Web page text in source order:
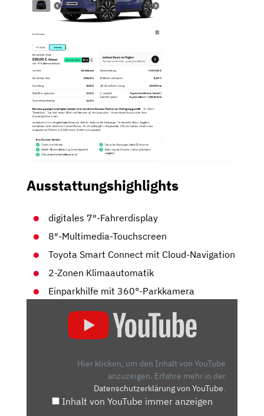
Ausstattungshighlights
digitales 7″-Fahrerdisplay
8″-Multimedia-Touchscreen
Toyota Smart Connect mit Cloud-Navigation
2-Zonen Klimaautomatik
Einparkhilfe mit 360°-Parkkamera
Hier klicken, um den Inhalt von YouTube
anzuzeigen. Erfahre mehr in der
Datenschutzerklärung von YouTube.
Inhalt von YouTube immer anzeigen